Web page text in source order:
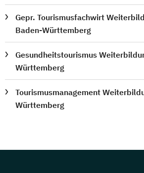
Gepr. Tourismusfachwirt
Baden-Württemberg
Gesundheitstourismus
Württemberg
Tourismusmanagement
Württemberg